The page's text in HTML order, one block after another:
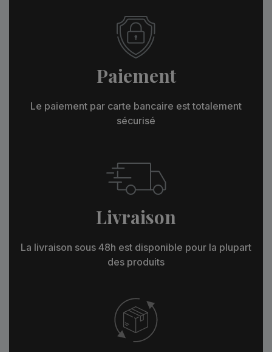
Paiement
Le paiement par carte bancaire est totalement
sécurisé
Livraison
La livraison sous 48h est disponible pour la plupart
des produits